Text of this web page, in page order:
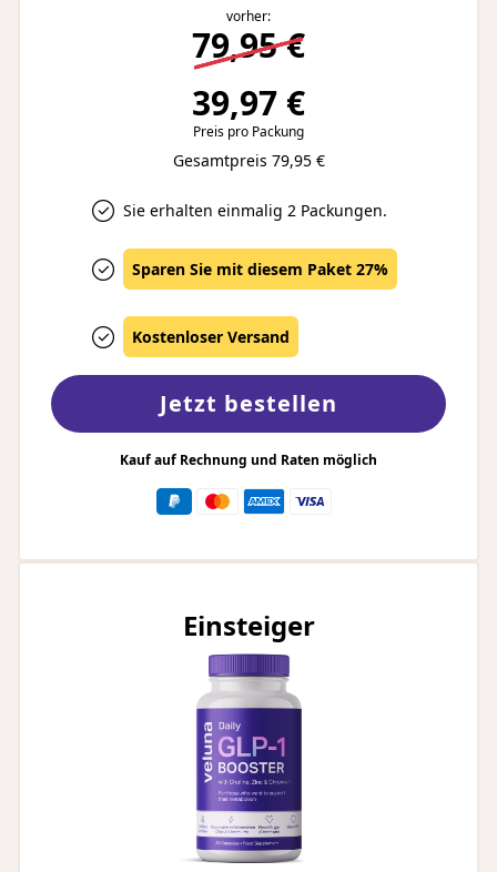
Einsteiger
vorher:
79,95 €
39,97 €
Preis pro Packung
Gesamtpreis 79,95 €
Sie erhalten einmalig 2 Packungen.
Sparen Sie mit diesem Paket 27%
Kostenloser Versand
Jetzt bestellen
Kauf auf Rechnung und Raten möglich